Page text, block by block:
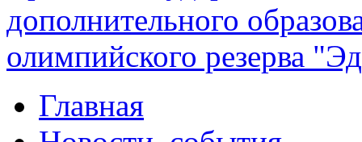
дополнительного
олимпийского резерва
Главная